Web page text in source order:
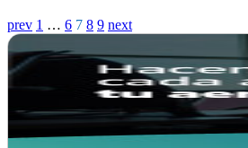
prev 1 … 6 7 8 9 next